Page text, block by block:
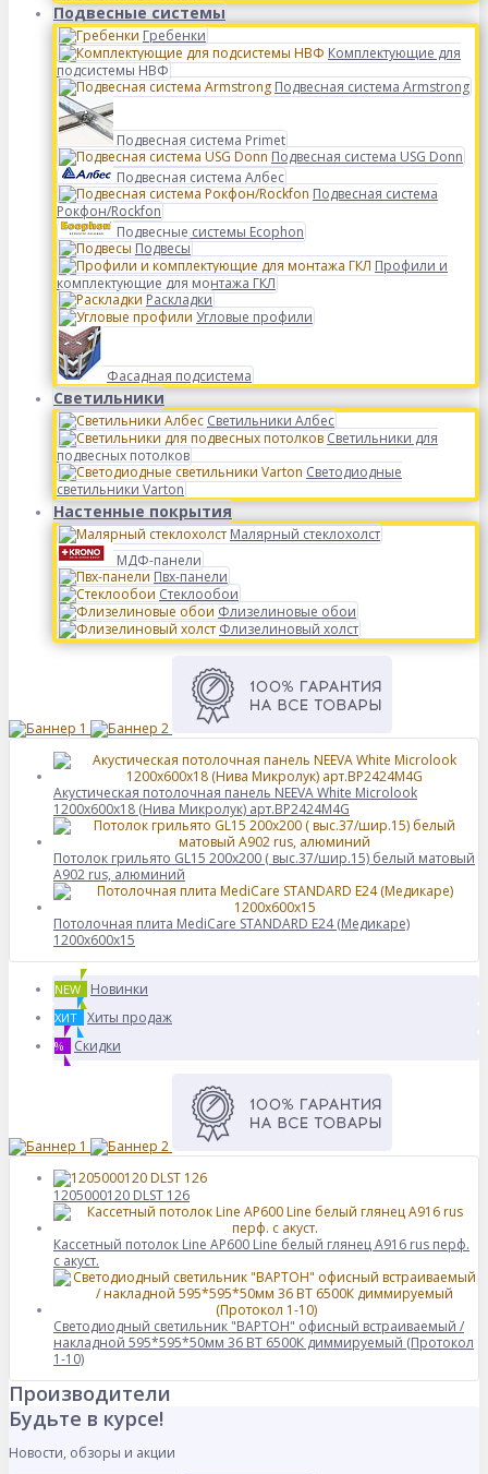
Подвесные системы
Гребенки
Комплектующие для
подсистемы НВФ
Подвесная система Armstrong
Подвесная система Primet
Подвесная система USG Donn
Подвесная система Албес
Подвесная система
Рокфон/Rockfon
Подвесные системы Ecophon
Подвесы
Профили и
комплектующие для монтажа ГКЛ
Раскладки
Угловые профили
Фасадная подсистема
Светильники
Светильники Албес
Светильники для
подвесных потолков
Светодиодные
светильники Varton
Настенные покрытия
Малярный стеклохолст
МДФ-панели
Пвх-панели
Стеклообои
Флизелиновые обои
Флизелиновый холст
Акустическая потолочная панель NEEVA White Microlook
1200x600x18 (Нива Микролук) арт.BP2424M4G
Потолок грильято GL15 200х200 ( выс.37/шир.15) белый матовый
А902 rus, алюминий
Потолочная плита MediCare STANDARD E24 (Медикаре)
1200x600x15
NEW Новинки
ХИТ Хиты продаж
% Скидки
1205000120 DLST 126
Кассетный потолок Line AP600 Line белый глянец А916 rus перф.
с акуст.
Светодиодный светильник "ВАРТОН" офисный встраиваемый /
накладной 595*595*50мм 36 ВТ 6500К диммируемый (Протокол
1-10)
Производители
Будьте в курсе!
Новости, обзоры и акции